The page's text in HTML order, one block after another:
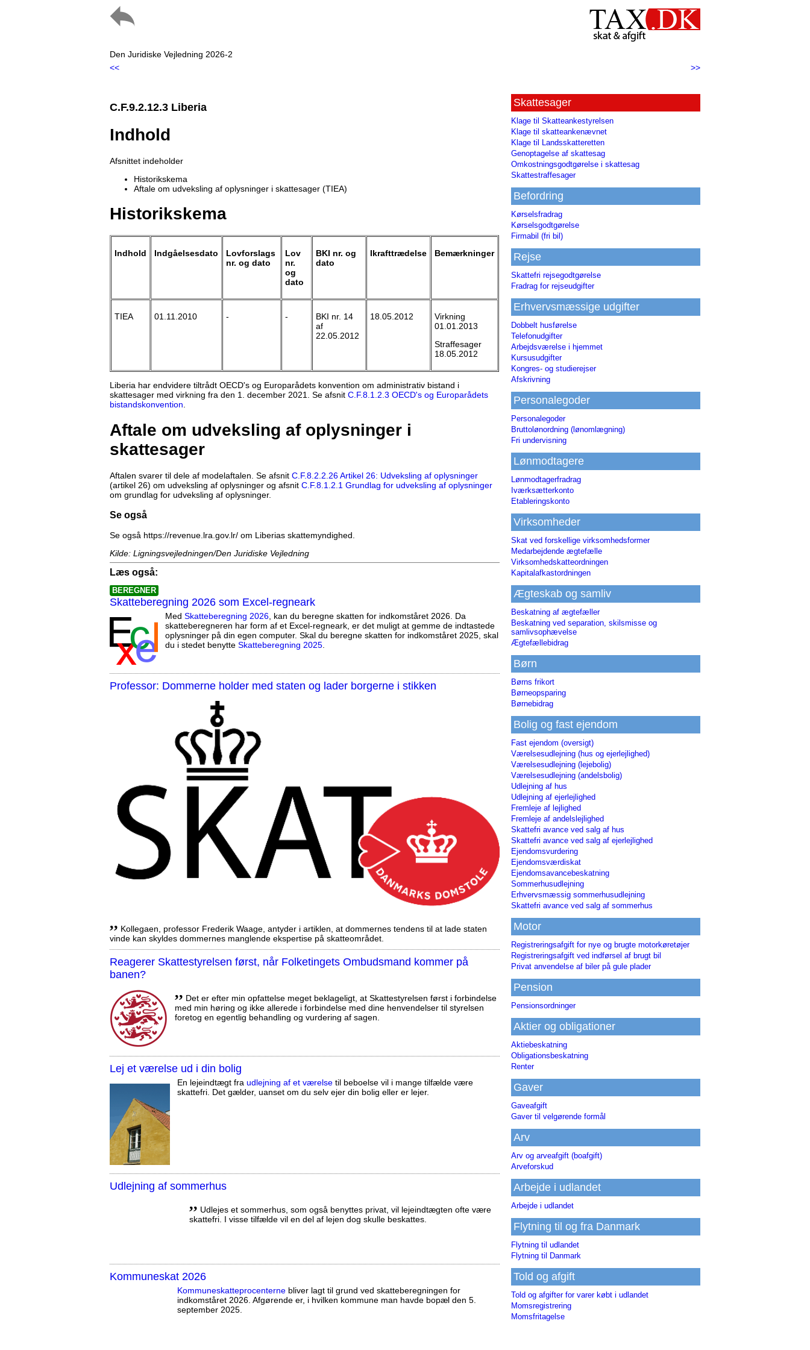
Den Juridiske Vejledning 2026-2
<<
>>
C.F.9.2.12.3 Liberia
Indhold
Afsnittet indeholder
Historikskema
Aftale om udveksling af oplysninger i skattesager (TIEA)
Historikskema
Indhold Indgåelsesdato
Lovforslags
nr. og dato
Lov
nr.
og
dato
BKI nr. og
dato
Ikrafttrædelse Bemærkninger
TIEA 01.11.2010 - -
BKI nr. 14
af
22.05.2012
18.05.2012
Virkning
01.01.2013
Straffesager
18.05.2012
Liberia har endvidere tiltrådt OECD's og Europarådets konvention om administrativ bistand i
skattesager med virkning fra den 1. december 2021. Se afsnit C.F.8.1.2.3 OECD's og Europarådets
bistandskonvention
Aftale om udveksling af oplysninger i
skattesager
Aftalen svarer til dele af modelaftalen. Se afsnit C.F.8.2.2.26 Artikel 26: Udveksling af oplysninger
(artikel 26) om udveksling af oplysninger og afsnit C.F.8.1.2.1 Grundlag for udveksling af oplysninger
om grundlag for udveksling af oplysninger.
Se også
Se også https://revenue.lra.gov.lr/ om Liberias skattemyndighed.
Kilde: Ligningsvejledningen/Den Juridiske Vejledning
Læs også:
BEREGNER
Skatteberegning 2026 som Excel-regneark
Med Skatteberegning 2026, kan du beregne skatten for indkomståret 2026. Da
skatteberegneren har form af et Excel-regneark, er det muligt at gemme de indtastede
oplysninger på din egen computer. Skal du beregne skatten for indkomståret 2025, skal
du i stedet benytte Skatteberegning 2025.
Professor: Dommerne holder med staten og lader borgerne i stikken
,, Kollegaen, professor Frederik Waage, antyder i artiklen, at dommernes tendens til at lade staten
vinde kan skyldes dommernes manglende ekspertise på skatteområdet.
Reagerer Skattestyrelsen først, når Folketingets Ombudsmand kommer på
banen?
,, Det er efter min opfattelse meget beklageligt, at Skattestyrelsen først i forbindelse
med min høring og ikke allerede i forbindelse med dine henvendelser til styrelsen
foretog en egentlig behandling og vurdering af sagen.
Lej et værelse ud i din bolig
En lejeindtægt fra udlejning af et værelse til beboelse vil i mange tilfælde være
skattefri. Det gælder, uanset om du selv ejer din bolig eller er lejer.
Udlejning af sommerhus
,, Udlejes et sommerhus, som også benyttes privat, vil lejeindtægten ofte være
skattefri. I visse tilfælde vil en del af lejen dog skulle beskattes.
Kommuneskat 2026
Kommuneskatte­procenterne bliver lagt til grund ved skatteberegningen for
indkomståret 2026. Afgørende er, i hvilken kommune man havde bopæl den 5.
september 2025.
Skattesager
Klage til Skatteankestyrelsen
Klage til skatteankenævnet
Klage til Landsskatteretten
Genoptagelse af skattesag
Omkostningsgodtgørelse i skattesag
Skattestraffesager
Befordring
Kørselsfradrag
Kørselsgodtgørelse
Firmabil (fri bil)
Rejse
Skattefri rejsegodtgørelse
Fradrag for rejseudgifter
Erhvervsmæssige udgifter
Dobbelt husførelse
Telefonudgifter
Arbejdsværelse i hjemmet
Kursusudgifter
Kongres- og studierejser
Afskrivning
Personalegoder
Personalegoder
Bruttolønordning (lønomlægning)
Fri undervisning
Lønmodtagere
Lønmodtagerfradrag
Iværksætterkonto
Etableringskonto
Virksomheder
Skat ved forskellige virksomhedsformer
Medarbejdende ægtefælle
Virksomhedskatteordningen
Kapitalafkastordningen
Ægteskab og samliv
Beskatning af ægtefæller
Beskatning ved separation, skilsmisse og
samlivsophævelse
Ægtefællebidrag
Børn
Børns frikort
Børneopsparing
Børnebidrag
Bolig og fast ejendom
Fast ejendom (oversigt)
Værelsesudlejning (hus og ejerlejlighed)
Værelsesudlejning (lejebolig)
Værelsesudlejning (andelsbolig)
Udlejning af hus
Udlejning af ejerlejlighed
Fremleje af lejlighed
Fremleje af andelslejlighed
Skattefri avance ved salg af hus
Skattefri avance ved salg af ejerlejlighed
Ejendomsvurdering
Ejendomsværdiskat
Ejendomsavancebeskatning
Sommerhusudlejning
Erhvervsmæssig sommerhusudlejning
Skattefri avance ved salg af sommerhus
Motor
Registreringsafgift for nye og brugte motorkøretøjer
Registreringsafgift ved indførsel af brugt bil
Privat anvendelse af biler på gule plader
Pension
Pensionsordninger
Aktier og obligationer
Aktiebeskatning
Obligationsbeskatning
Renter
Gaver
Gaveafgift
Gaver til velgørende formål
Arv
Arv og arveafgift (boafgift)
Arveforskud
Arbejde i udlandet
Arbejde i udlandet
Flytning til og fra Danmark
Flytning til udlandet
Flytning til Danmark
Told og afgift
Told og afgifter for varer købt i udlandet
Momsregistrering
Momsfritagelse